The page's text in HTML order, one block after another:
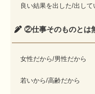
良い結果を出した/出して
②仕事そのものとは
女性だから/男性だから
若いから/高齢だから